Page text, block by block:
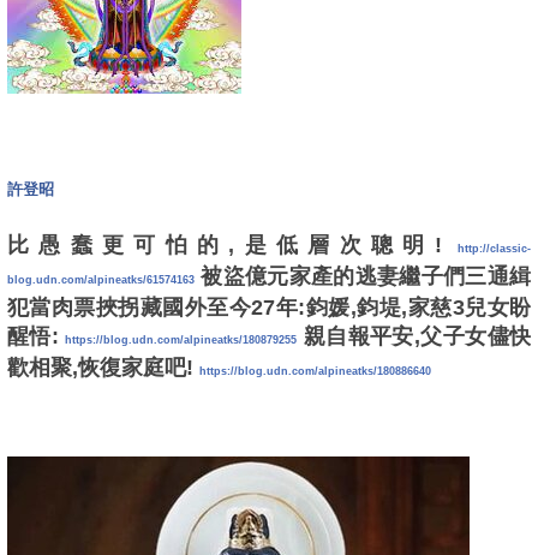
許登昭
比愚蠢更可怕的,是低層次聰明! http://classic-
blog.udn.com/alpineatks/61574163 被盜億元家產的逃妻繼子們三通緝
犯當肉票挾拐藏國外至今27年:鈞媛,鈞堤,家慈3兒女盼
醒悟:https://blog.udn.com/alpineatks/180879255 親自報平安,父子女儘快
歡相聚,恢復家庭吧!
https://blog.udn.com/alpineatks/180886640